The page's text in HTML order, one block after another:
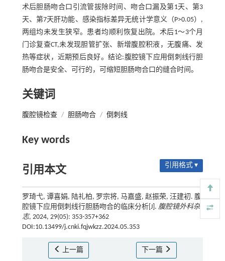
术后胆肠吻合口引流管拔除时间、吻合口漏及第1天、第3
天、第7天肝功能、感染指标差异无统计学意义（P>0.05）,
两组均未发生狭窄。患者均顺利恢复出院。术后1～3个月
门诊复查CT,未发现胆管扩张、新增腹腔积液，无腹痛、发
热等症状，近期预后良好。结论:腹腔镜下应用倒刺线行胆
肠吻合是安全、可行的，可缩短胆肠吻合口的缝合时间。
关键词
腹腔镜检查 / 胆肠吻合 / 倒刺线
Key words
引用本文 引用格式 ▾
罗琦弋, 谭喜娟, 陆礼柏, 罗宗将, 马嘉盛, 赵振荣, 汪建初. 腹
腔镜下应用倒刺线行胆肠吻合的临床分析[J]. 腹腔镜外科杂
志, 2024, 29(05): 353-357+362
DOI:10.13499/j.cnki.fqjwkzz.2024.05.353
上一篇 下一篇